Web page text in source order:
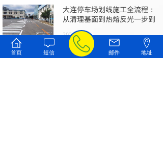
大连停车场划线施工全流程：
从清理基面到热熔反光一步到
2026-02-09
一个规范、清晰且耐用的停车场标
线，不仅是引导车流、保障安全的基
础
首页 短信 邮件 地址